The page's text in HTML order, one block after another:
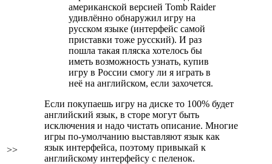
>>
американской версией Tomb Raider
удивлённо обнаружил игру на
русском языке (интерфейс самой
приставки тоже русский). И раз
пошла такая пляска хотелось бы
иметь возможность узнать, купив
игру в России смогу ли я играть в
неё на английском, если захочется.
Если покупаешь игру на диске то 100% будет
английский язык, в сторе могут быть
исключения и надо чистать описание. Многие
игры по-умолчанию выставляют язык как
язык интерфейса, поэтому привыкай к
английскому интерфейсу с пеленок.